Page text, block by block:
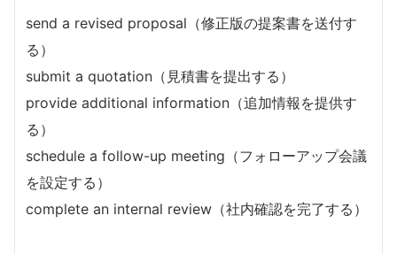
send a revised proposal（修正版の提案書を送付す
る）
submit a quotation（見積書を提出する）
provide additional information（追加情報を提供す
る）
schedule a follow-up meeting（フォローアップ会議
を設定する）
complete an internal review（社内確認を完了する）